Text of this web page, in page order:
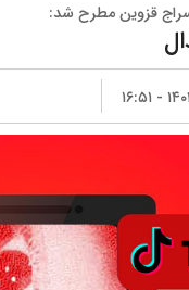
قزوین مطرح شد: